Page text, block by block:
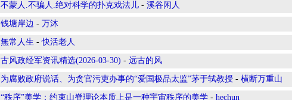
不蒙人.不骗人.绝对科学的扑克戏法儿 - 溪谷闲人
​钱塘岸边 - 万沐
無常人生 -快活老人
古风政经军资讯精选(2026-03-30) - 远古的风
为腐败政府说话、为贪官污吏办事的“爱国极品太监”茅于轼教授 - 横断万重山
“秩序”美学：约束山脊理论本质上是一种宇宙秩序的美学 - hechun